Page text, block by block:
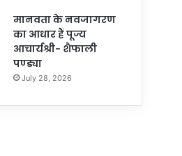
मानवता के नवजागरण
का आधार हैं पूज्य
आचार्यश्री- शैफाली
पण्ड्या
July 28, 2026